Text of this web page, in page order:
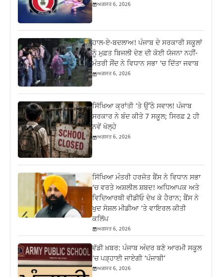
ਅਗਸਤ 6, 2026
ਹਾਲ-ਏ-ਬਦਲਾਅ! ਪੰਜਾਬ ਦੇ ਸਰਕਾਰੀ ਸਕੂਲਾਂ
ਨੂੰ ਮੁਫ਼ਤ ਬਿਜਲੀ ਦੇਣ ਦੀ ਕੋਈ ਯੋਜਨਾ ਨਹੀਂ-
ਮੰਤਰੀ ਸੌਂਦ ਨੇ ਵਿਧਾਨ ਸਭਾ ‘ਚ ਦਿੱਤਾ ਜਵਾਬ
ਅਗਸਤ 6, 2026
ਸਿੱਖਿਆ ਕ੍ਰਾਂਤੀ ‘ਤੇ ਉੱਠੇ ਸਵਾਲ! ਪੰਜਾਬ
ਸਰਕਾਰ ਨੇ ਬੰਦ ਕੀਤੇ 7 ਸਕੂਲ; ਸਿਰਫ਼ 2 ਹੀ
ਨਵੇਂ ਖੋਲ੍ਹੇ
ਅਗਸਤ 6, 2026
ਸਿੱਖਿਆ ਮੰਤਰੀ ਹਰਜੋਤ ਬੈਂਸ ਨੇ ਵਿਧਾਨ ਸਭਾ
‘ਚ ਵਰਤੇ ਅਸ਼ਲੀਲ ਸ਼ਬਦ! ਅਧਿਆਪਕ ਅਤੇ
ਵਿਦਿਆਰਥੀ ਵੀਡੀਓ ਦੇਖ ਕੇ ਹੈਰਾਨ; ਬੈਂਸ ਨੇ
ਖੁਦ ਸੋਸ਼ਲ ਮੀਡੀਆ ‘ਤੇ ਵਾਇਰਲ ਕੀਤੀ
ਕਲਿੱਪ
ਅਗਸਤ 6, 2026
ਵੱਡੀ ਖ਼ਬਰ: ਪੰਜਾਬ ਅੰਦਰ ਬਣੇ ਆਰਮੀ ਸਕੂਲ
‘ਚ ਪੜ੍ਹਾਈ ਜਾਏਗੀ ‘ਪੰਜਾਬੀ’
ਅਗਸਤ 6, 2026